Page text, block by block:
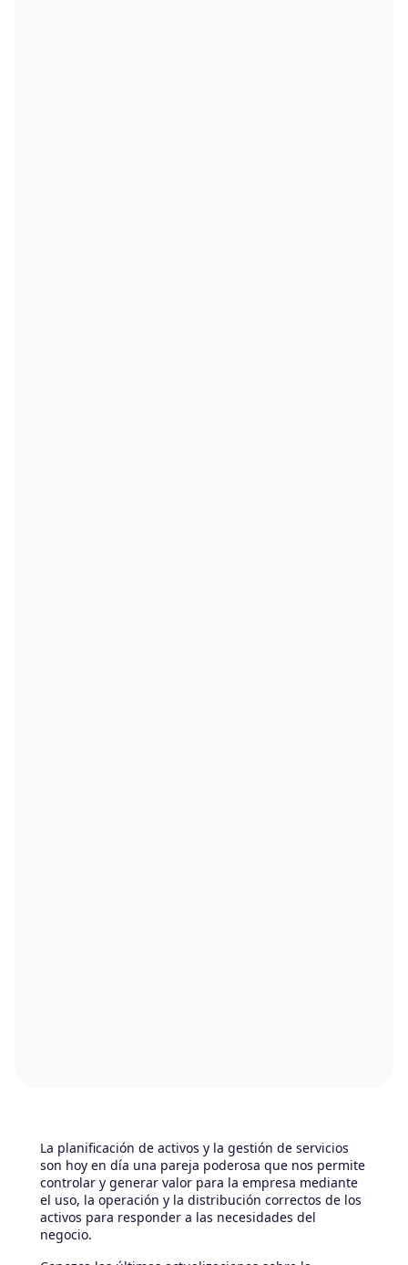
La planificación de activos y la gestión de servicios
son hoy en día una pareja poderosa que nos permite
controlar y generar valor para la empresa mediante
el uso, la operación y la distribución correctos de los
activos para responder a las necesidades del
negocio.